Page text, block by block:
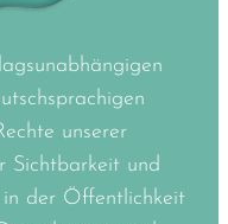
unserer
Sichtbarkeit und
in der Öffentlichkeit